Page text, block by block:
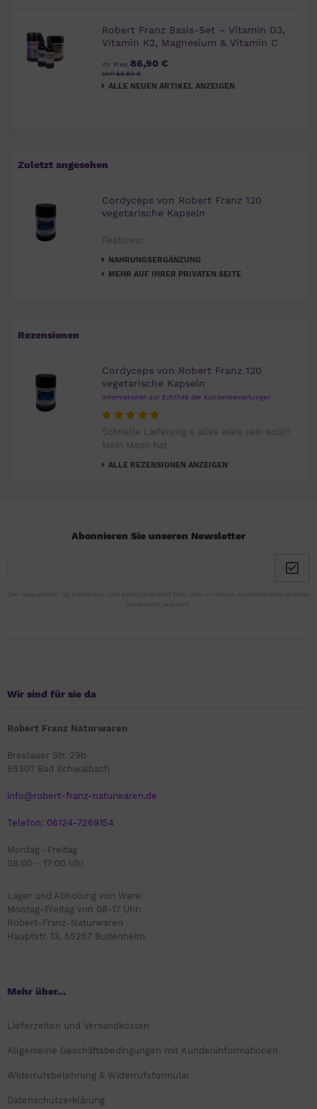
Robert Franz Basis-Set – Vitamin D3,
Vitamin K2, Magnesium & Vitamin C
Ihr Preis 86,90 €
UVP 88,80 €
ALLE NEUEN ARTIKEL ANZEIGEN
Zuletzt angesehen
Cordyceps von Robert Franz 120
vegetarische Kapseln
Features:
NAHRUNGSERGÄNZUNG
MEHR AUF IHRER PRIVATEN SEITE
Rezensionen
Cordyceps von Robert Franz 120
vegetarische Kapseln
Informationen zur Echtheit der Kundenbewertungen
Schnelle Lieferung u alles wies sein soll!!!
Mein Mann hat
ALLE REZENSIONEN ANZEIGEN
Abonnieren Sie unseren Newsletter
Der Newsletter ist kostenlos und kann jederzeit hier oder in Ihrem Kundenkonto wieder
abbestellt werden.
Wir sind für sie da
Robert Franz Naturwaren
Breslauer Str. 29b
65307 Bad Schwalbach
info@robert-franz-naturwaren.de
Telefon: 06124-7269154
Montag -Freitag
08:00 - 17:00 Uhr
Lager und Abholung von Ware:
Montag-Freitag von 08-17 Uhr:
Robert-Franz-Naturwaren
Hauptstr. 13, 55257 Budenheim
Mehr über...
Lieferzeiten und Versandkosten
Allgemeine Geschäftsbedingungen mit Kundeninformationen
Widerrufsbelehrung & Widerrufsformular
Datenschutzerklärung